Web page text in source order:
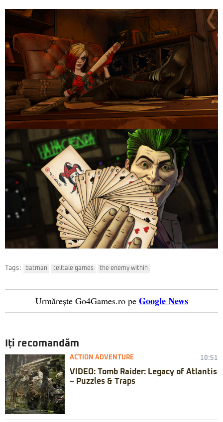
Tags: batman telltale games the enemy within
Urmărește Go4Games.ro pe Google News
Iți recomandăm
ACTION ADVENTURE 10:51
VIDEO: Tomb Raider: Legacy of Atlantis
– Puzzles & Traps